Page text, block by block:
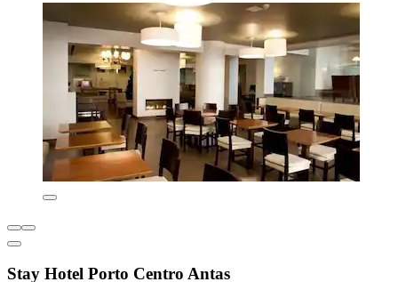
Stay Hotel Porto Centro Antas